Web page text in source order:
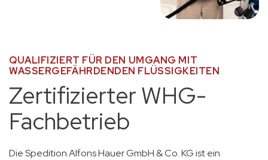
QUALIFIZIERT FÜR DEN UMGANG MIT
WASSERGEFÄHRDENDEN FLÜSSIGKEITEN
Zertifizierter WHG-
Fachbetrieb
Die Spedition Alfons Hauer GmbH & Co. KG ist ein